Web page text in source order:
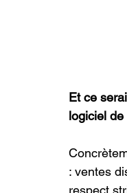
Et ce
logiciel
: ventes
respect